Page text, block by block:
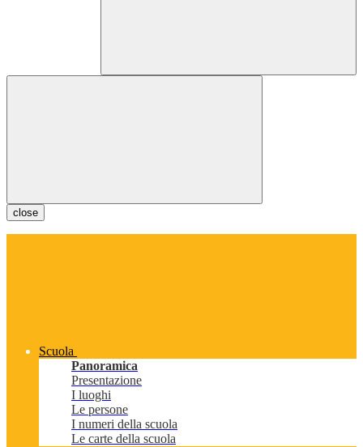
close
Scuola
Panoramica
Presentazione
I luoghi
Le persone
I numeri della scuola
Le carte della scuola